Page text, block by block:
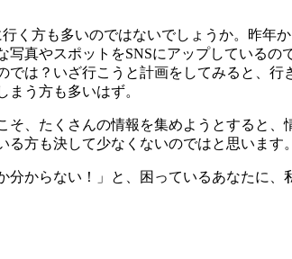
く方も多いのではないでしょうか。昨年
真やスポットをSNSにアップしている
は？いざ行こうと計画をしてみると、
う方も多いはず。
、たくさんの情報を集めようとすると
方も決して少なくないのではと思います。
からない！」と、困っているあなたに